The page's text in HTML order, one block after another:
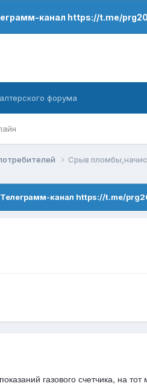
канал https://t.me/
форума
Срыв
Телеграмм-канал https://t.me/
газового счетчика, на